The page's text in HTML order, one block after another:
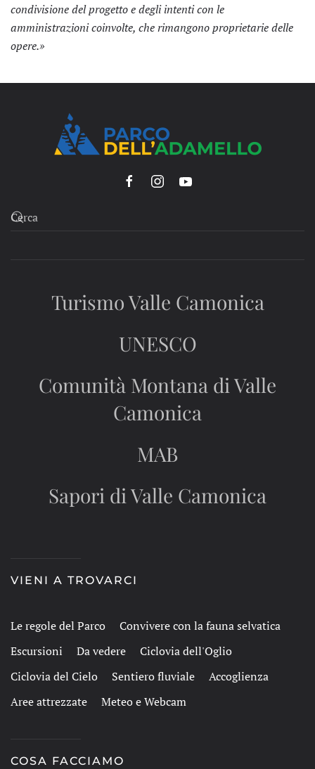
condivisione del progetto e degli intenti con le
amministrazioni coinvolte, che rimangono proprietarie delle
opere.»
Turismo Valle Camonica
UNESCO
Comunità Montana di Valle
Camonica
MAB
Sapori di Valle Camonica
VIENI A TROVARCI
Le regole del Parco
Convivere con la fauna selvatica
Escursioni
Da vedere
Ciclovia dell'Oglio
Ciclovia del Cielo
Sentiero fluviale
Accoglienza
Aree attrezzate
Meteo e Webcam
COSA FACCIAMO